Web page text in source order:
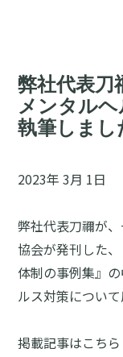
弊社代表刀
メンタル
執筆しまし
2023年 3月 1日
弊社代表刀禰が、
協会が発刊した
体制の事例集』
ルス対策について
掲載記事はこちら